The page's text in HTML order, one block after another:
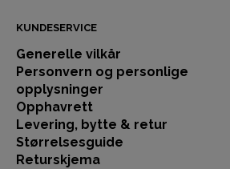
KUNDESERVICE
Generelle vilkår
Personvern og personlige
opplysninger
Opphavrett
Levering, bytte & retur
Størrelsesguide
Returskjema